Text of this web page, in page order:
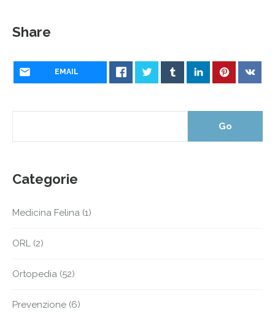
Share
EMAIL
Categorie
Medicina Felina (1)
ORL (2)
Ortopedia (52)
Prevenzione (6)